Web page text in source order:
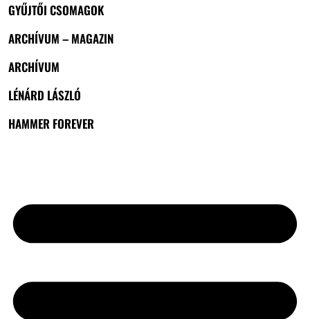
GYŰJTŐI CSOMAGOK
ARCHÍVUM – MAGAZIN
ARCHÍVUM
LÉNÁRD LÁSZLÓ
HAMMER FOREVER